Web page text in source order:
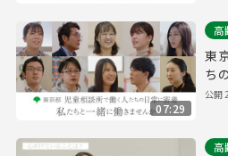
07:29
高
東
ち
公開
高